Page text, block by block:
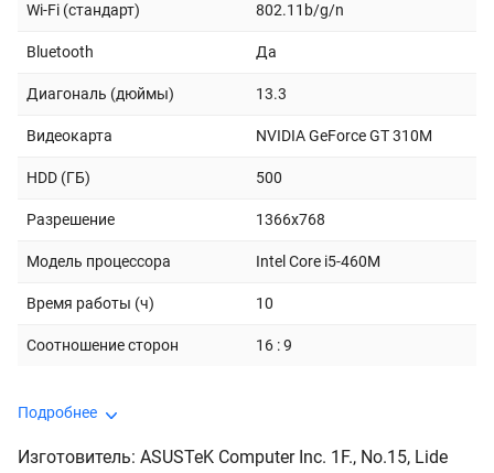
Wi-Fi (стандарт) 802.11b/g/n
Bluetooth Да
Диагональ (дюймы) 13.3
Видеокарта NVIDIA GeForce GT 310M
HDD (ГБ) 500
Разрешение 1366x768
Модель процессора Intel Core i5-460M
Время работы (ч) 10
Соотношение сторон 16 : 9
Подробнее
Изготовитель: ASUSTeK Computer Inc. 1F., No.15, Lide